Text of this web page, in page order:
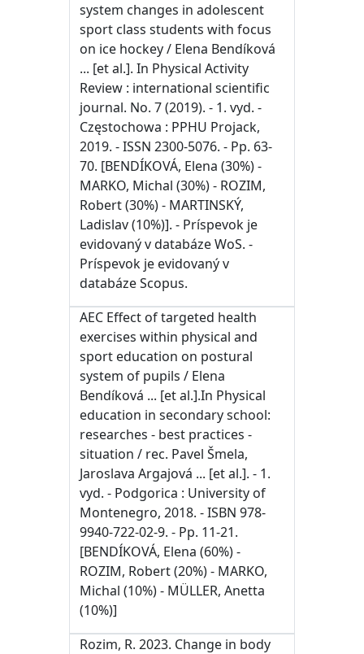
system changes in adolescent
sport class students with focus
on ice hockey / Elena Bendíková
... [et al.]. In Physical Activity
Review : international scientific
journal. No. 7 (2019). - 1. vyd. -
Częstochowa : PPHU Projack,
2019. - ISSN 2300-5076. - Pp. 63-
70. [BENDÍKOVÁ, Elena (30%) -
MARKO, Michal (30%) - ROZIM,
Robert (30%) - MARTINSKÝ,
Ladislav (10%)]. - Príspevok je
evidovaný v databáze WoS. -
Príspevok je evidovaný v
databáze Scopus.
AEC Effect of targeted health
exercises within physical and
sport education on postural
system of pupils / Elena
Bendíková ... [et al.].In Physical
education in secondary school:
researches - best practices -
situation / rec. Pavel Šmela,
Jaroslava Argajová ... [et al.]. - 1.
vyd. - Podgorica : University of
Montenegro, 2018. - ISBN 978-
9940-722-02-9. - Pp. 11-21.
[BENDÍKOVÁ, Elena (60%) -
ROZIM, Robert (20%) - MARKO,
Michal (10%) - MÜLLER, Anetta
(10%)]
Rozim, R. 2023. Change in body